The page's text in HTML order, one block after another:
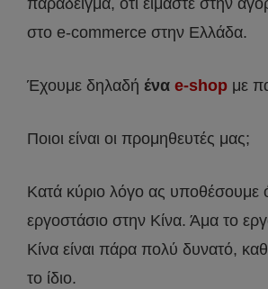
παράδειγμα, ότι είμαστε στην
στο e-commerce στην Ελλάδα.
Έχουμε δηλαδή ένα e-shop με
Ποιοι είναι οι προμηθευτές μας;
Κατά κύριο λόγο ας υποθέσουμε
εργοστάσιο στην Κίνα. Άμα το
Κίνα είναι πάρα πολύ δυνατό,
το ίδιο.